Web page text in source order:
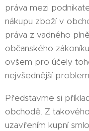
práva mezi
nákupu zboží v
práva z vadného
občanského
ovšem pro účely
nejvšednější
Představme si
obchodě. Z
uzavřením kupní